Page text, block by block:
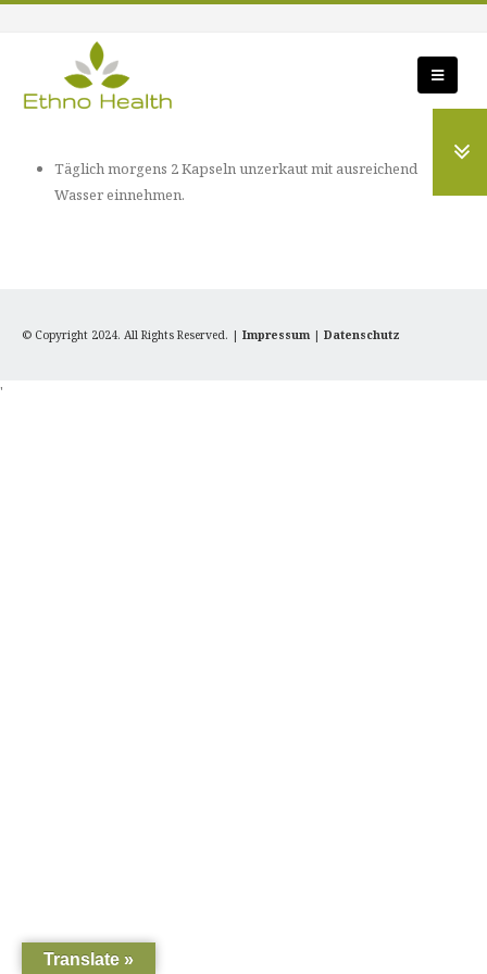
Täglich morgens 2 Kapseln unzerkaut mit ausreichend
Wasser einnehmen.
© Copyright 2024. All Rights Reserved. | Impressum | Datenschutz
'
Translate »